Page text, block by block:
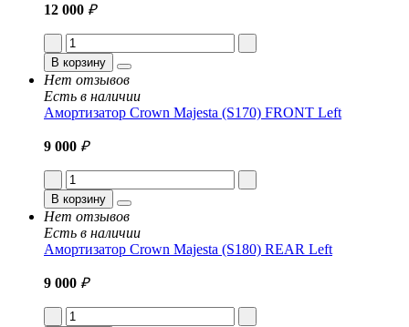
12 000 ₽
В корзину
Нет отзывов
Есть в наличии
Амортизатор Crown Majesta (S170) FRONT Left
9 000 ₽
В корзину
Нет отзывов
Есть в наличии
Амортизатор Crown Majesta (S180) REAR Left
9 000 ₽